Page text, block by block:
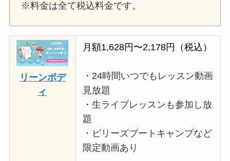
※料金は全て税込料金です。
リーンボデ
ィ
月額1,628円〜2,178円（税込）
・24時間いつでもレッスン動画
見放題
・生ライブレッスンも参加し放
題
・ビリーズブートキャンプなど
限定動画あり